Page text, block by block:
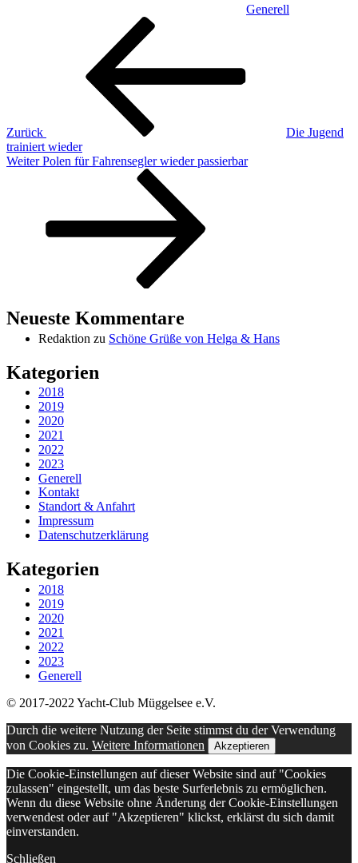
Generell
Beitragsnavigation
Zurück
Die Jugend
trainiert wieder
Nächster
Weiter Polen für Fahrensegler wieder passierbar
Neueste Kommentare
Redaktion zu Schöne Grüße von Helga & Hans
Kategorien
2018
2019
2020
2021
2022
2023
Generell
Kontakt
Standort & Anfahrt
Impressum
Datenschutzerklärung
Kategorien
2018
2019
2020
2021
2022
2023
Generell
© 2017-2022 Yacht-Club Müggelsee e.V.
Durch die weitere Nutzung der Seite stimmst du der Verwendung
von Cookies zu. Weitere Informationen Akzeptieren
Die Cookie-Einstellungen auf dieser Website sind auf "Cookies
zulassen" eingestellt, um das beste Surferlebnis zu ermöglichen.
Wenn du diese Website ohne Änderung der Cookie-Einstellungen
verwendest oder auf "Akzeptieren" klickst, erklärst du sich damit
einverstanden.
Schließen